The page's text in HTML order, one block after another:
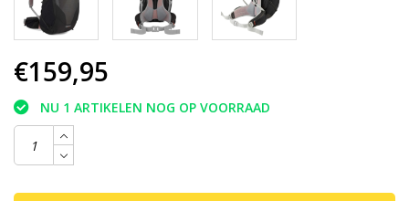
€159,95
NU 1 ARTIKELEN NOG OP VOORRAAD